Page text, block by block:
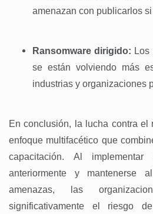
amenazan con publicarlos
Ransomware dirigido: Los
se están volviendo más
industrias y organizaciones
En conclusión, la lucha contra el
enfoque multifacético que
capacitación. Al
anteriormente y mantenerse
amenazas, las
significativamente el riesgo